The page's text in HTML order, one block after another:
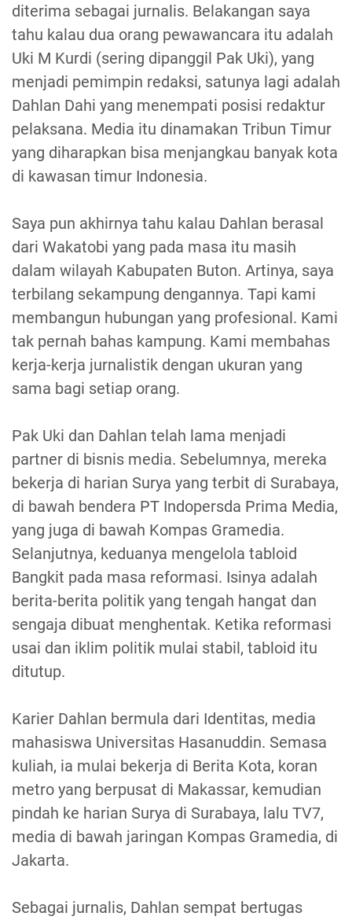
diterima sebagai jurnalis. Belakangan saya
tahu kalau dua orang pewawancara itu adalah
Uki M Kurdi (sering dipanggil Pak Uki), yang
menjadi pemimpin redaksi, satunya lagi adalah
Dahlan Dahi yang menempati posisi redaktur
pelaksana. Media itu dinamakan Tribun Timur
yang diharapkan bisa menjangkau banyak kota
di kawasan timur Indonesia.
Saya pun akhirnya tahu kalau Dahlan berasal
dari Wakatobi yang pada masa itu masih
dalam wilayah Kabupaten Buton. Artinya, saya
terbilang sekampung dengannya. Tapi kami
membangun hubungan yang profesional. Kami
tak pernah bahas kampung. Kami membahas
kerja-kerja jurnalistik dengan ukuran yang
sama bagi setiap orang.
Pak Uki dan Dahlan telah lama menjadi
partner di bisnis media. Sebelumnya, mereka
bekerja di harian Surya yang terbit di Surabaya,
di bawah bendera PT Indopersda Prima Media,
yang juga di bawah Kompas Gramedia.
Selanjutnya, keduanya mengelola tabloid
Bangkit pada masa reformasi. Isinya adalah
berita-berita politik yang tengah hangat dan
sengaja dibuat menghentak. Ketika reformasi
usai dan iklim politik mulai stabil, tabloid itu
ditutup.
Karier Dahlan bermula dari Identitas, media
mahasiswa Universitas Hasanuddin. Semasa
kuliah, ia mulai bekerja di Berita Kota, koran
metro yang berpusat di Makassar, kemudian
pindah ke harian Surya di Surabaya, lalu TV7,
media di bawah jaringan Kompas Gramedia, di
Jakarta.
Sebagai jurnalis, Dahlan sempat bertugas